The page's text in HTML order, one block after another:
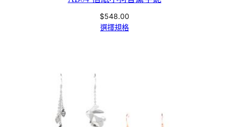
$548.00
選擇規格